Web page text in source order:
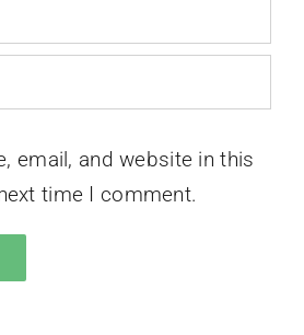
email, and website in this
time I comment.